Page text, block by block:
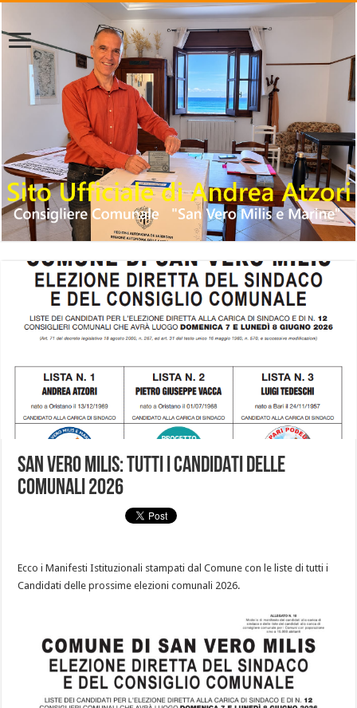
SAN VERO MILIS: TUTTI I CANDIDATI DELLE
COMUNALI 2026
Ecco i Manifesti Istituzionali stampati dal Comune con le liste di tutti i
Candidati delle prossime elezioni comunali 2026.